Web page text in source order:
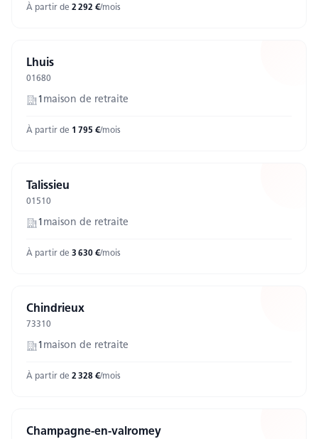
À partir de 2 292 €/mois
Lhuis
01680
1 maison de retraite
À partir de 1 795 €/mois
Talissieu
01510
1 maison de retraite
À partir de 3 630 €/mois
Chindrieux
73310
1 maison de retraite
À partir de 2 328 €/mois
Champagne-en-valromey